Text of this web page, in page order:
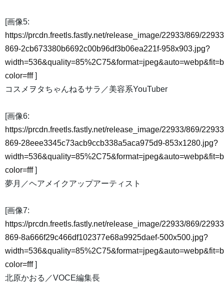
[画像5:
https://prcdn.freetls.fastly.net/release_image/22933/869/
869-2cb673380b6692c00b96df3b06ea221f-958x903.jpg?
color=fff]
コスメヲタちゃんねるサラ／美容系YouTuber
[画像6:
https://prcdn.freetls.fastly.net/release_image/22933/869/
869-28eee3345c73acb9ccb338a5aca975d9-853x1280.jpg?
color=fff]
夢月／ヘアメイクアップアーティスト
[画像7:
https://prcdn.freetls.fastly.net/release_image/22933/869/
869-8a666f29c466df102377e68a9925daef-500x500.jpg?
color=fff]
北原かおる／VOCE編集長